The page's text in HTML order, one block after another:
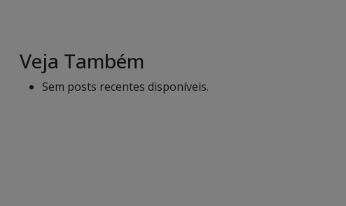
Veja Também
Sem posts recentes disponíveis.